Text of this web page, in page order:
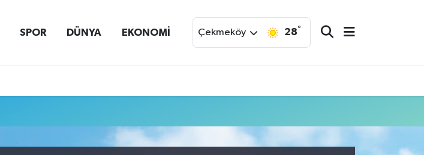
SPOR DÜNYA EKONOMİ Çekmeköy 28°